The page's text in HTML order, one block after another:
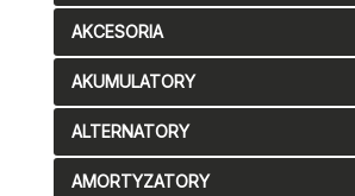
AKCESORIA
AKUMULATORY
ALTERNATORY
AMORTYZATORY